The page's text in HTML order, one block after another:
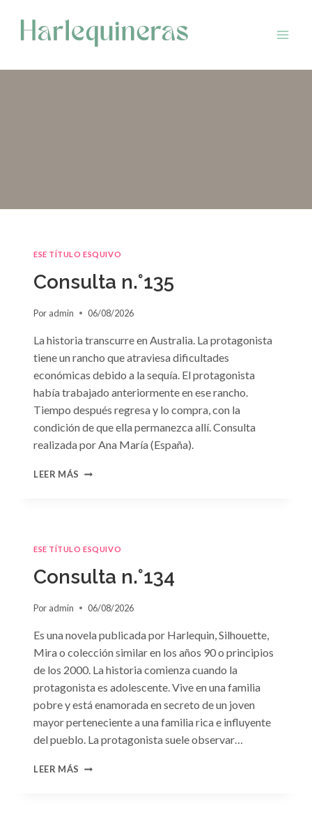
contenido
ESE TÍTULO ESQUIVO
Consulta n.°135
Por admin 06/08/2026
La historia transcurre en Australia. La protagonista
tiene un rancho que atraviesa dificultades
económicas debido a la sequía. El protagonista
había trabajado anteriormente en ese rancho.
Tiempo después regresa y lo compra, con la
condición de que ella permanezca allí. Consulta
realizada por Ana María (España).
LEER MÁS CONSULTA
ESE TÍTULO ESQUIVO
Consulta n.°134
Por admin 06/08/2026
Es una novela publicada por Harlequin, Silhouette,
Mira o colección similar en los años 90 o principios
de los 2000. La historia comienza cuando la
protagonista es adolescente. Vive en una familia
pobre y está enamorada en secreto de un joven
mayor perteneciente a una familia rica e influyente
del pueblo. La protagonista suele observar…
LEER MÁS CONSULTA